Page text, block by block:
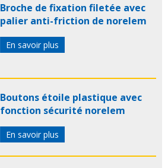
Broche de fixation filetée avec
palier anti-friction de norelem
En savoir plus
Boutons étoile plastique avec
fonction sécurité norelem
En savoir plus